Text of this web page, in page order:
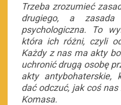
Trzeba zrozumieć
drugiego, a
psychologiczna. To
która ich różni, czyli
Każdy z nas ma akty
uchronić drugą osobę
akty antybohaterskie,
dać odczuć, jak coś nas
Komasa.